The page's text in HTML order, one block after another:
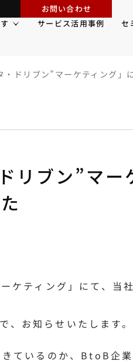
お問い合わせ
サービス活用事例 セ
ドリブン”マーケティング」
リブン”マー
ケティング」にて、当
お知らせいたします。
ているのか、BtoB企